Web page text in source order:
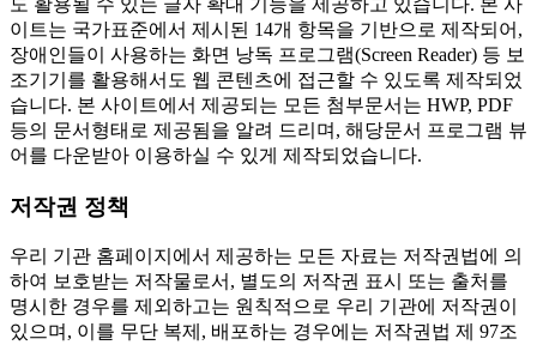
이트는 국가표준에서 제시된 14개 항목을 기반으로 제작되어,
장애인들이 사용하는 화면 낭독 프로그램(Screen Reader) 등 보
조기기를 활용해서도 웹 콘텐츠에 접근할 수 있도록 제작되었
습니다. 본 사이트에서 제공되는 모든 첨부문서는 HWP, PDF
등의 문서형태로 제공됨을 알려 드리며, 해당문서 프로그램 뷰
어를 다운받아 이용하실 수 있게 제작되었습니다.
저작권 정책
우리 기관 홈페이지에서 제공하는 모든 자료는 저작권법에 의
하여 보호받는 저작물로서, 별도의 저작권 표시 또는 출처를
명시한 경우를 제외하고는 원칙적으로 우리 기관에 저작권이
있으며, 이를 무단 복제, 배포하는 경우에는 저작권법 제 97조